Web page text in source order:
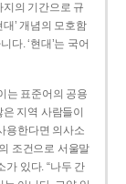
의 기간으로 규
’ 개념의 모호함
다. ‘현대’는 국어
는 표준어의 공용
지역 사람들이
용한다면 의사소
조건으로 서울말
가 있다. “나두 간